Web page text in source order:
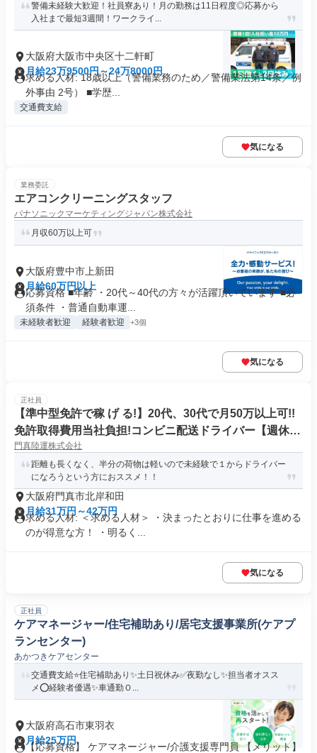
警備未経験大歓迎！社員寮あり！月の勤務は11日程度◎応募から
入社まで最短3週間！ワークライ...
大阪府大阪市中央区十二軒町
月給23万9500円～24万8000円
求める人材: 18歳以上（警備業務のため／警備業法第14条／例
外事由 2号） ■学歴...
交通費支給
気になる
業務委託
エアコンクリーニングスタッフ
パナソニックマーケティングジャパン株式会社
月収60万以上可
大阪府豊中市上新田
月給60万円以上
応募資格 ■年齢 ・20代～40代の方々が活躍頂いています ■必
須条件 ・普通自動車運...
未経験者歓迎 経験者歓迎 +3個
気になる
正社員
【準中型免許で稼 げ る!】20代、30代で月50万以上可!!
免許取得費用当社負担!コンビニ配送ドライバー【週休2
日】
門真陸運株式会社
距離も長くなく、半分の荷物は軽いので未経験で１からドライバー
になろうという方におススメ！！
大阪府門真市北岸和田
月給31万円～42万円
求める人材: ＜求める人材＞ ・決まったとおりに仕事を進める
のが得意な方！ ・明るく...
気になる
正社員
ケアマネージャー/住宅補助あり/居宅支援事業所(ケアプ
ランセンター)
あかつきケアセンター
交通費支給⭐️住宅補助あり✨土日祝休み✅️夜勤なし✨担当者オスス
メ⭕️経験者優遇✨車通勤Ｏ...
大阪府高石市東羽衣
月給25万円
【応募資格】 ケアマネージャー/介護支援専門員 【メリット】